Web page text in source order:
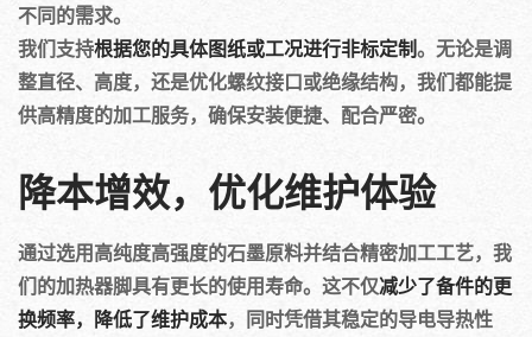
不同的需求。
我们支持根据您的具体图纸或工况进行非标定制。无论是调
整直径、高度，还是优化螺纹接口或绝缘结构，我们都能提
供高精度的加工服务，确保安装便捷、配合严密。
降本增效，优化维护体验
通过选用高纯度高强度的石墨原料并结合精密加工工艺，我
们的加热器脚具有更长的使用寿命。这不仅减少了备件的更
换频率，降低了维护成本，同时凭借其稳定的导电导热性